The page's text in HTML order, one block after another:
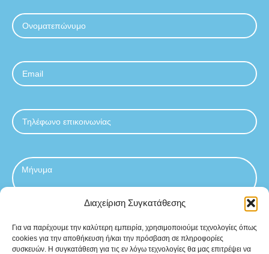
Διαχείριση Συγκατάθεσης
Για να παρέχουμε την καλύτερη εμπειρία, χρησιμοποιούμε τεχνολογίες όπως
cookies για την αποθήκευση ή/και την πρόσβαση σε πληροφορίες
συσκευών. Η συγκατάθεση για τις εν λόγω τεχνολογίες θα μας επιτρέψει να